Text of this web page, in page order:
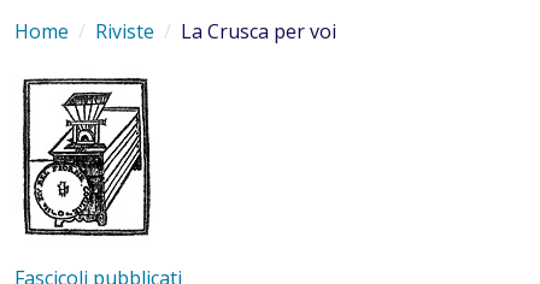
Home Riviste La Crusca per voi
Fascicoli pubblicati